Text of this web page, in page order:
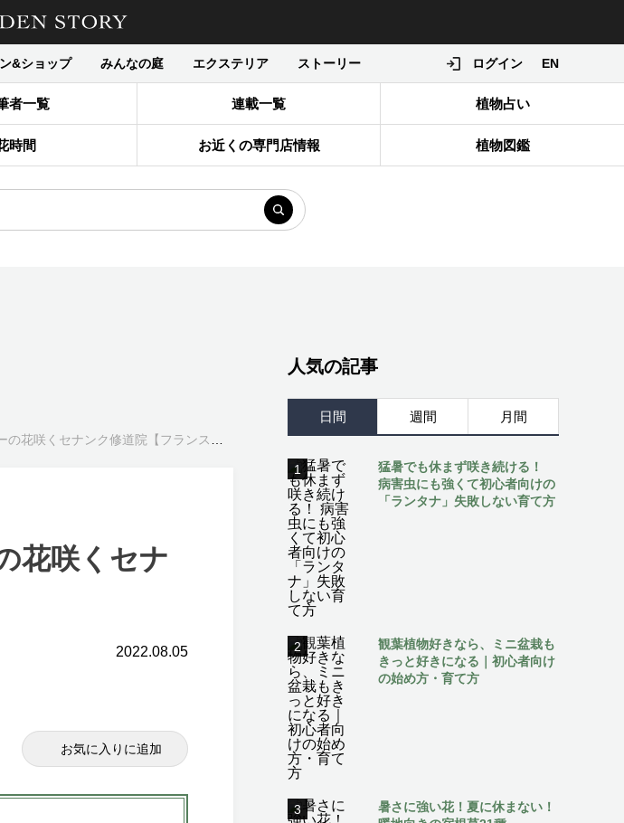
&ショップ みんなの庭 エクステリア ストーリー ログイン EN
者一覧 連載一覧 植物占い
時間 お近くの専門店情報 植物図鑑
くセナンク修道院【フランス庭便り】
花咲くセナ
2022.08.05
お気に入りに追加
人気の記事
日間 週間 月間
1
猛暑でも休まず咲き続ける！
病害虫にも強くて初心者向けの
「ランタナ」失敗しない育て方
2
観葉植物好きなら、ミニ盆栽も
きっと好きになる｜初心者向け
の始め方・育て方
3
暑さに強い花！夏に休まない！